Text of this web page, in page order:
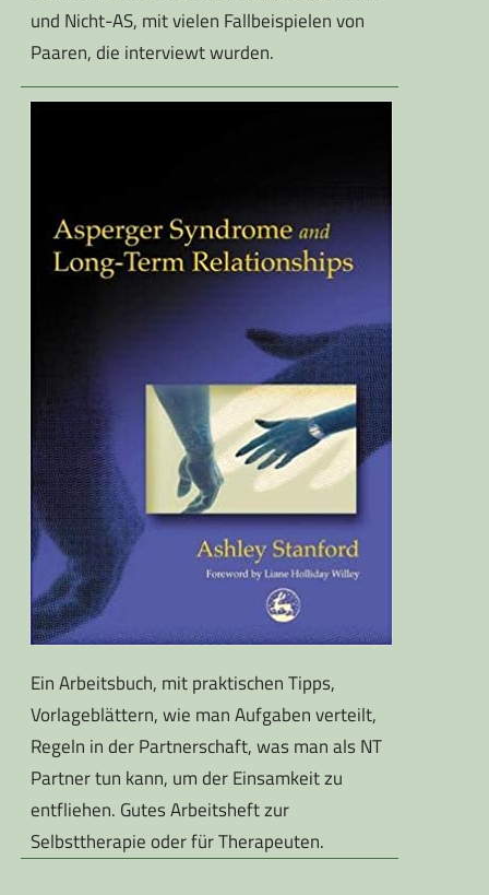
und Nicht-AS, mit vielen Fallbeispielen von
Paaren, die interviewt wurden.
Ein Arbeitsbuch, mit praktischen Tipps,
Vorlageblättern, wie man Aufgaben verteilt,
Regeln in der Partnerschaft, was man als NT
Partner tun kann, um der Einsamkeit zu
entfliehen. Gutes Arbeitsheft zur
Selbsttherapie oder für Therapeuten.